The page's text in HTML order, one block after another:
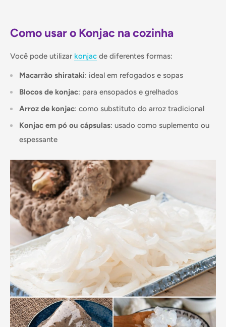
Como usar o Konjac na cozinha
Você pode utilizar konjac de diferentes formas:
Macarrão shirataki: ideal em refogados e sopas
Blocos de konjac: para ensopados e grelhados
Arroz de konjac: como substituto do arroz tradicional
Konjac em pó ou cápsulas: usado como suplemento ou
espessante